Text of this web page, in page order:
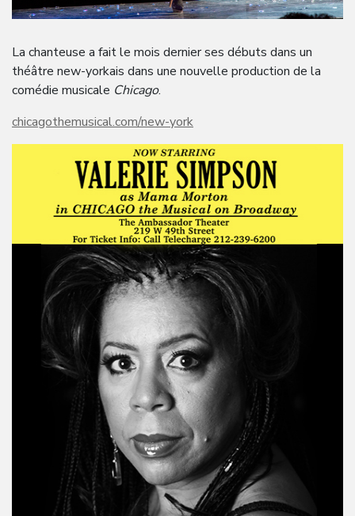
La chanteuse a fait le mois dernier ses débuts dans un
théâtre new-yorkais dans une nouvelle production de la
comédie musicale Chicago.
chicagothemusical.com/new-york